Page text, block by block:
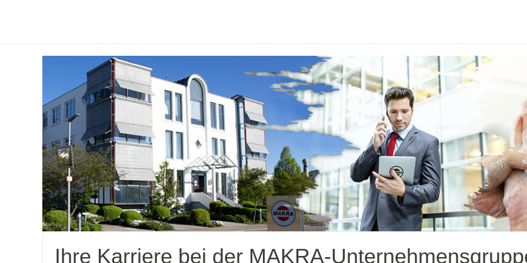
Ihre Karriere bei der MAKRA-